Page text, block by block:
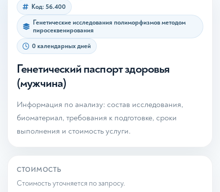
Код: 56.400
Генетические исследования полиморфизмов методом
пиросеквенирования
0 календарных дней
Генетический паспорт здоровья
(мужчина)
Информация по анализу: состав исследования,
биоматериал, требования к подготовке, сроки
выполнения и стоимость услуги.
СТОИМОСТЬ
Стоимость уточняется по запросу.